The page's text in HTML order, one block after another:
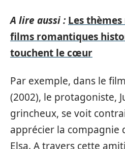
A lire aussi : Les
films romantiques
touchent le cœur
Par exemple, dans le
(2002), le protagoniste,
grincheux, se voit
apprécier la compagnie
Elsa. A travers cette